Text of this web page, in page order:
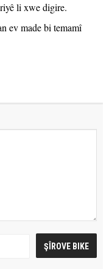
li xwe digire.
ev made bi temamî